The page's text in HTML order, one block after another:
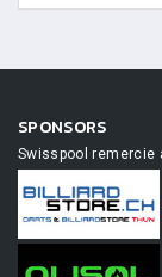
SPONSORS
Swisspool remercie